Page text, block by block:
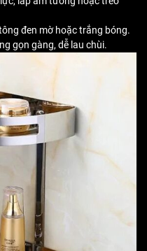
đen mờ hoặc trắng bóng.
gọn gàng, dễ lau chùi.